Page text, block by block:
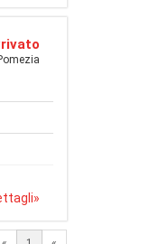
»